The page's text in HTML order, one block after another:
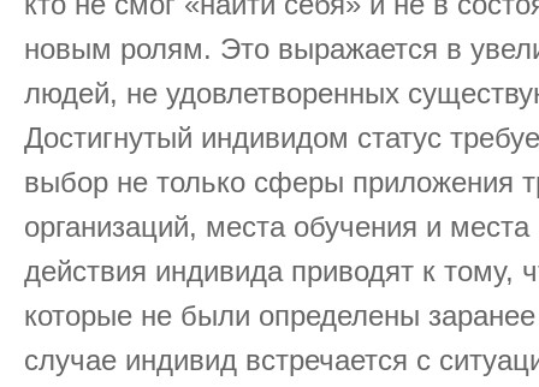
новым ролям. Это выражается в
людей, не удовлетворенных
Достигнутый индивидом статус
выбор не только сферы приложения
организаций, места обучения и
действия индивида приводят к тому,
которые не были определены
случае индивид встречается с